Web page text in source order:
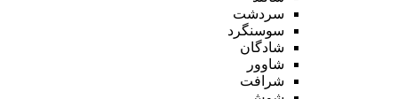
سردشت
سوسنگرد
شادگان
شاوور
شرافت